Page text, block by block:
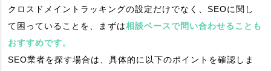
クロスドメイントラッキングの設定だけでなく、SEOに関し
て困っていることを、まずは相談ベースで問い合わせることも
おすすめです。
SEO業者を探す場合は、具体的に以下のポイントを確認しま